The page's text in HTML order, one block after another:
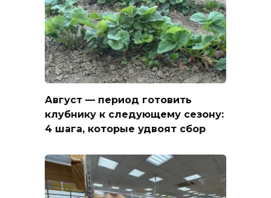
Август — период готовить
клубнику к следующему сезону:
4 шага, которые удвоят сбор